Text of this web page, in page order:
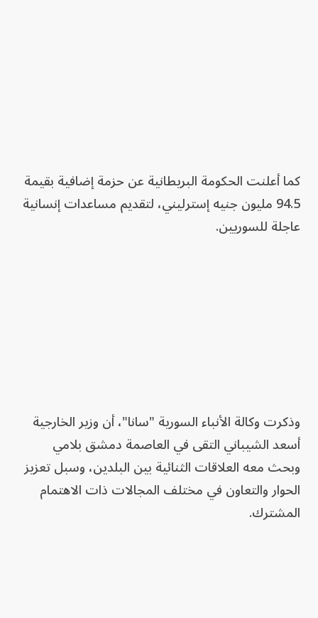
كما أعلنت الحكومة البريطانية عن حزمة إضافية بقيمة
94.5 مليون جنيه إسترليني، لتقديم مساعدات إنسانية
عاجلة للسوريين.
وذكرت وكالة الأنباء السورية "سانا"، أن وزير الخارجية
أسعد الشيباني التقى في العاصمة دمشق بلامي
وبحث معه العلاقات الثنائية بين البلدين، وسبل تعزيز
الحوار والتعاون في مختلف المجالات ذات الاهتمام
المشترك.